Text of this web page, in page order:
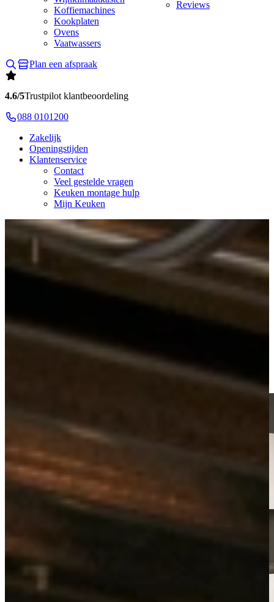
Koffiemachines
Kookplaten
Ovens
Vaatwassers
Reviews
Plan een afspraak
4.6/5Trustpilot klantbeoordeling
088 0101200
Zakelijk
Openingstijden
Klantenservice
Contact
Veel gestelde vragen
Keuken montage hulp
Mijn Keuken
Keukens
Outlet Keukens
Outlet Keuken Nina 124